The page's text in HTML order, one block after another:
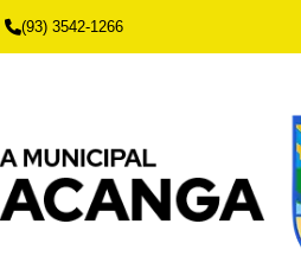
(93) 3542-1266